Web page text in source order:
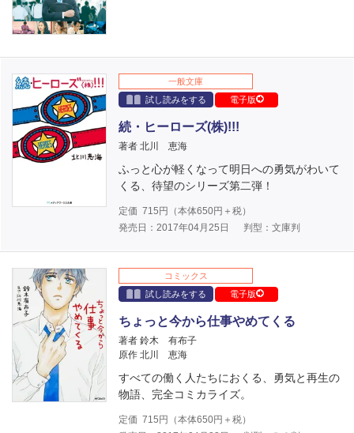
一般文庫
試し読みをする
電子版
続・ヒーローズ(株)!!!
著者 北川 恵海
ふっと心が軽くなって明日への勇気がわいて
くる、待望のシリーズ第二弾！
定価 715 円（本体650円＋税）
発売日：2017年04月25日
判型：文庫判
コミックス
試し読みをする
電子版
ちょっと今から仕事やめてくる
著者 鈴木 有布子
原作 北川 恵海
すべての働く人たちにおくる、勇気と再生の
物語、完全コミカライズ。
定価 715 円（本体650円＋税）